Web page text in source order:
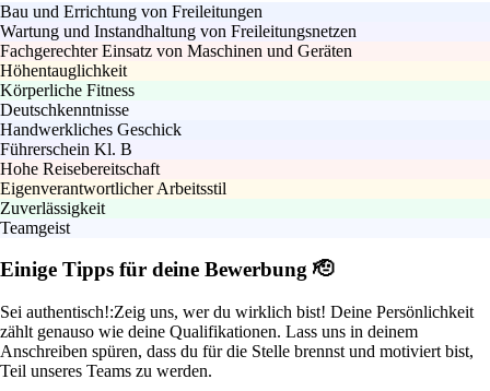
Bau und Errichtung von Freileitungen
Wartung und Instandhaltung von Freileitungsnetzen
Fachgerechter Einsatz von Maschinen und Geräten
Höhentauglichkeit
Körperliche Fitness
Deutschkenntnisse
Handwerkliches Geschick
Führerschein Kl. B
Hohe Reisebereitschaft
Eigenverantwortlicher Arbeitsstil
Zuverlässigkeit
Teamgeist
Einige Tipps für deine Bewerbung 🫡
Sei authentisch!:Zeig uns, wer du wirklich bist! Deine Persönlichkeit
zählt genauso wie deine Qualifikationen. Lass uns in deinem
Anschreiben spüren, dass du für die Stelle brennst und motiviert bist,
Teil unseres Teams zu werden.